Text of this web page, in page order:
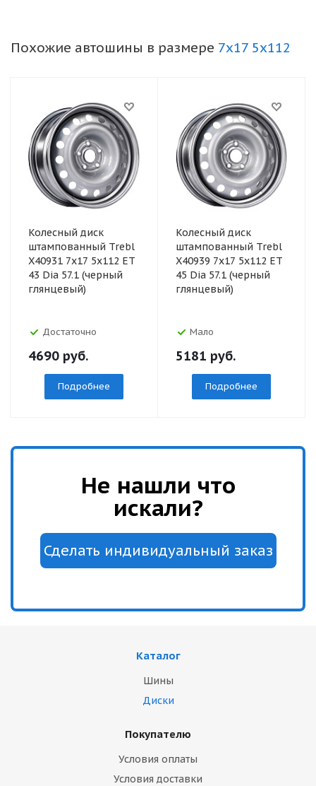
Похожие автошины в размере 7x17 5x112
Колесный диск
штампованный Trebl
X40931 7x17 5x112 ET
43 Dia 57.1 (черный
глянцевый)
Достаточно
4690 руб.
Подробнее
Колесный диск
штампованный Trebl
X40939 7x17 5x112 ET
45 Dia 57.1 (черный
глянцевый)
Мало
5181 руб.
Подробнее
Не нашли что
искали?
Каталог
Шины
Диски
Покупателю
Условия оплаты
Условия доставки